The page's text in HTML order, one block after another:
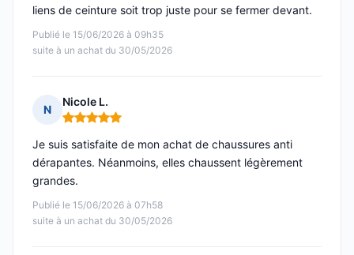
Publié le 15/06/2026 à 09h35
suite à un achat du 30/05/2026
liens de ceinture soit trop juste pour se fermer devant.
N
Nicole L.
Note : 5 sur 5
Publié le 15/06/2026 à 07h58
suite à un achat du 30/05/2026
Je suis satisfaite de mon achat de chaussures anti
dérapantes. Néanmoins, elles chaussent légèrement
grandes.